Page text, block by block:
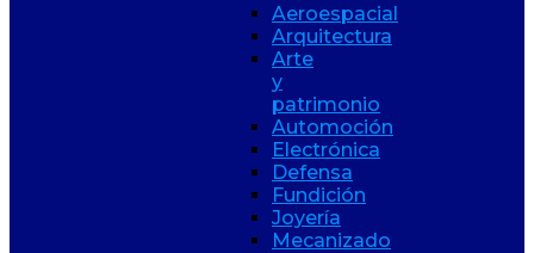
Aeroespacial
Arquitectura
Arte
y
patrimonio
Automoción
Electrónica
Defensa
Fundición
Joyería
Mecanizado